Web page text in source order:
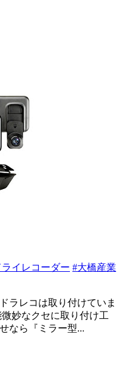
ライレコーダー #大橋産業
ラレコは取り付けていま
妙なクセに取り付け工
なら『ミラー型...